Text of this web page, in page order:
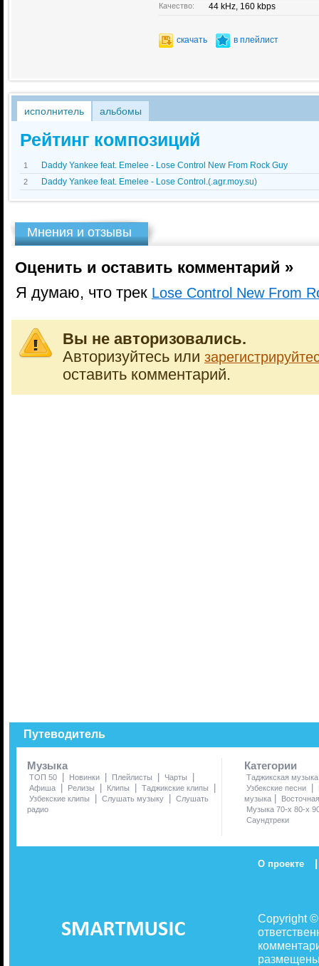
Качество: 44 kHz, 160 kbps
скачать в плейлист
исполнитель альбомы
Рейтинг композиций
1 Daddy Yankee feat. Emelee - Lose Control New From Rock Guy
2 Daddy Yankee feat. Emelee - Lose Control.(.agr.moy.su)
Мнения и отзывы
Оценить и оставить комментарий »
Я думаю, что трек Lose Control New From
Вы не авторизовались.
Авторизуйтесь или
оставить комментарий.
Путеводитель
Музыка
ТОП 50 | Новинки | Плейлисты | Чарты |
Афиша | Релизы | Клипы | Таджикские клипы |
Узбекские клипы | Слушать музыку | Слушать
радио
Категории
Таджикская музыка
Узбекские песни
|
музыка |
Музыка 70-х 80-х
Саундтреки
О проекте |
Copyright
размещены